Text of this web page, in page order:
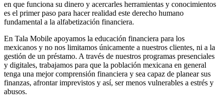
en que funciona su dinero y acercarles herramientas y conocimientos
es el primer paso para hacer realidad este derecho humano
fundamental a la alfabetización financiera.
En Tala Mobile apoyamos la educación financiera para los
mexicanos y no nos limitamos únicamente a nuestros clientes, ni a la
gestión de un préstamo. A través de nuestros programas presenciales
y digitales, trabajamos para que la población mexicana en general
tenga una mejor comprensión financiera y sea capaz de planear sus
finanzas, afrontar imprevistos y así, ser menos vulnerables a estrés y
abusos.